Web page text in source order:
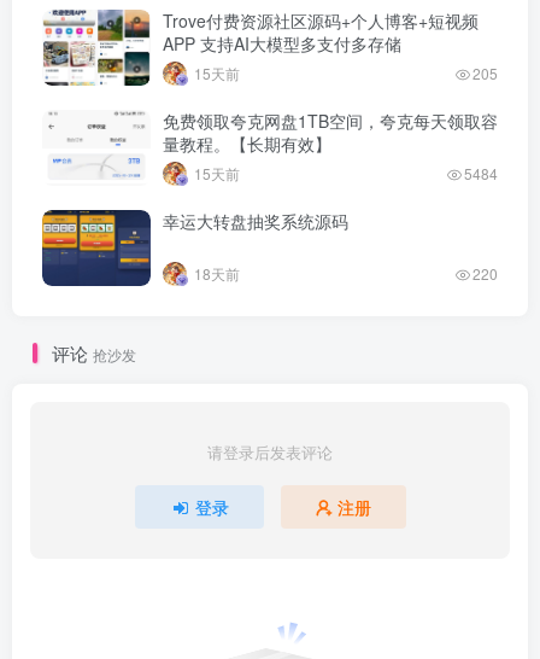
Trove付费资源社区源码+个人博客+短视频
APP 支持AI大模型多支付多存储
15天前 205
免费领取夸克网盘1TB空间，夸克每天领取容
量教程。【长期有效】
15天前 5484
幸运大转盘抽奖系统源码
18天前 220
评论 抢沙发
请登录后发表评论
登录 注册